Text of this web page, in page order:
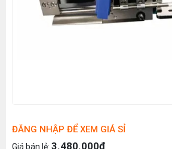
ĐĂNG NHẬP ĐỂ XEM GIÁ SỈ
Giá bán lẻ: 3.480.000đ